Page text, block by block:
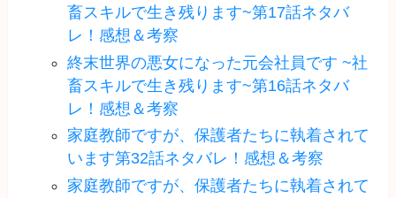
畜スキルで生き残ります~第17話ネタバ
レ！感想＆考察
終末世界の悪女になった元会社員です ~社
畜スキルで生き残ります~第16話ネタバ
レ！感想＆考察
家庭教師ですが、保護者たちに執着されて
います第32話ネタバレ！感想＆考察
家庭教師ですが、保護者たちに執着されて